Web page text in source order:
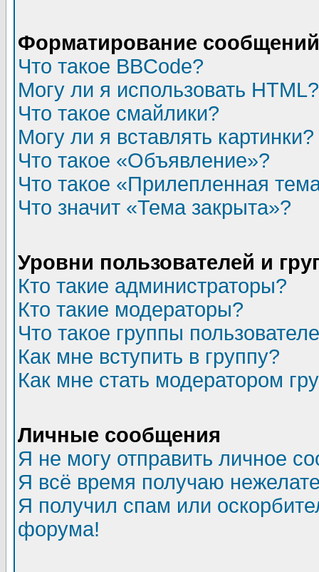
Форматирование
Что такое BBCode?
Могу ли я использовать HTML?
Что такое смайлики?
Могу ли я вставлять картинки?
Что такое «Объявление»?
Что такое «Прилепленная
Что значит «Тема закрыта»?
Уровни пользователей и
Кто такие администраторы?
Кто такие модераторы?
Что такое группы
Как мне вступить в группу?
Как мне стать модератором
Личные сообщения
Я не могу отправить личное
Я всё время получаю
Я получил спам или
форума!